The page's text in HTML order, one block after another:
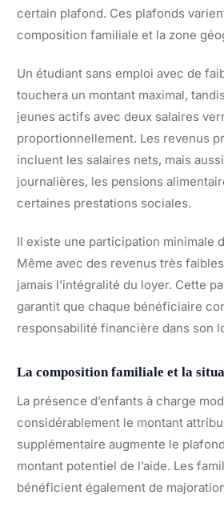
certain plafond. Ces plafonds
composition familiale et la zone
Un étudiant sans emploi avec de
touchera un montant maximal,
jeunes actifs avec deux salaires
proportionnellement. Les revenus
incluent les salaires nets, mais
journalières, les pensions
certaines prestations sociales.
Il existe une participation minimale
Même avec des revenus très
jamais l’intégralité du loyer. Cette
garantit que chaque bénéficiaire
responsabilité financière dans son
La composition familiale et la
La présence d’enfants à charge
considérablement le montant
supplémentaire augmente le
montant potentiel de l’aide. Les
bénéficient également de